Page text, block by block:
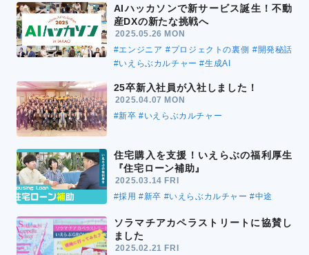
AIハッカソンで新サービス誕生！不動
産DXの新たな挑戦へ
2025.05.26 MON
#エンジニア #プロジェクトの裏側 #開発秘話
#いえらぶカルチャー #生成AI
25卒新入社員が入社しました！
2025.04.07 MON
#新卒 #いえらぶカルチャー
住宅購入を支援！いえらぶの福利厚生
『住宅ローン補助』
2025.03.14 FRI
#採用 #新卒 #いえらぶカルチャー #中途
ソラマチアカペラストリートに協賛し
ました
2025.02.21 FRI